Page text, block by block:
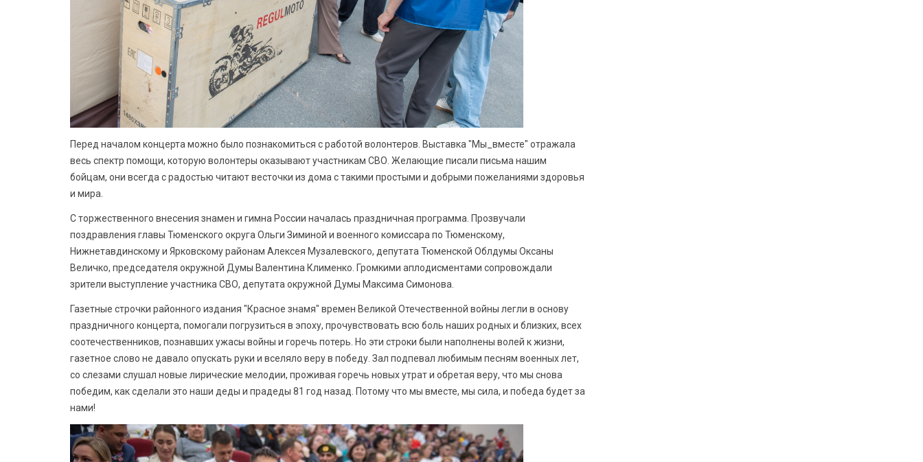
Перед началом концерта можно было познакомиться с работой волонтеров. Выставка "Мы_вместе" отражала
весь спектр помощи, которую волонтеры оказывают участникам СВО. Желающие писали письма нашим
бойцам, они всегда с радостью читают весточки из дома с такими простыми и добрыми пожеланиями здоровья
и мира.
С торжественного внесения знамен и гимна России началась праздничная программа. Прозвучали
поздравления главы Тюменского округа Ольги Зиминой и военного комиссара по Тюменскому,
Нижнетавдинскому и Ярковскому районам Алексея Музалевского, депутата Тюменской Облдумы Оксаны
Величко, председателя окружной Думы Валентина Клименко. Громкими аплодисментами сопровождали
зрители выступление участника СВО, депутата окружной Думы Максима Симонова.
Газетные строчки районного издания "Красное знамя" времен Великой Отечественной войны легли в основу
праздничного концерта, помогали погрузиться в эпоху, прочувствовать всю боль наших родных и близких, всех
соотечественников, познавших ужасы войны и горечь потерь. Но эти строки были наполнены волей к жизни,
газетное слово не давало опускать руки и вселяло веру в победу. Зал подпевал любимым песням военных лет,
со слезами слушал новые лирические мелодии, проживая горечь новых утрат и обретая веру, что мы снова
победим, как сделали это наши деды и прадеды 81 год назад. Потому что мы вместе, мы сила, и победа будет за
нами!